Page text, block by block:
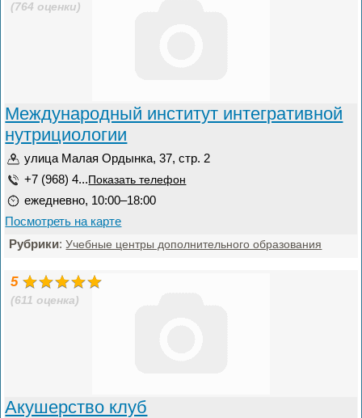
(764 оценки)
Международный институт интегративной
нутрициологии
улица Малая Ордынка, 37, стр. 2
+7 (968) 4... Показать телефон
ежедневно, 10:00–18:00
Посмотреть на карте
Рубрики:Учебные центры дополнительного образования
5
(611 оценка)
Акушерство клуб